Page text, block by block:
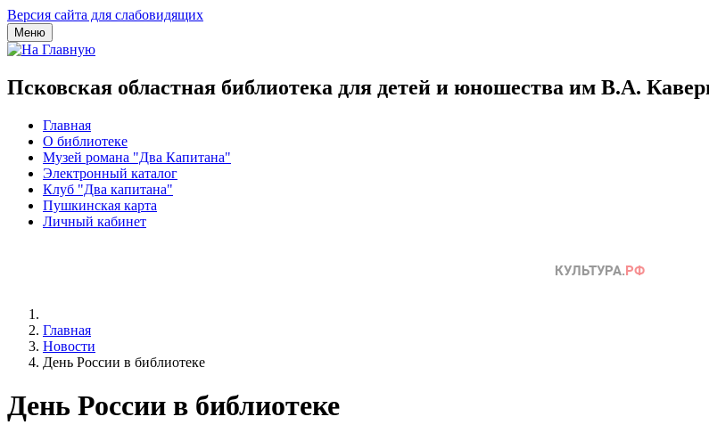
Версия сайта для слабовидящих
Меню
Псковская областная библиотека для детей и юношества им В.А.
Главная
О библиотеке
Музей романа "Два Капитана"
Электронный каталог
Клуб "Два капитана"
Пушкинская карта
Личный кабинет
Главная
Новости
День России в библиотеке
День России в библиотеке